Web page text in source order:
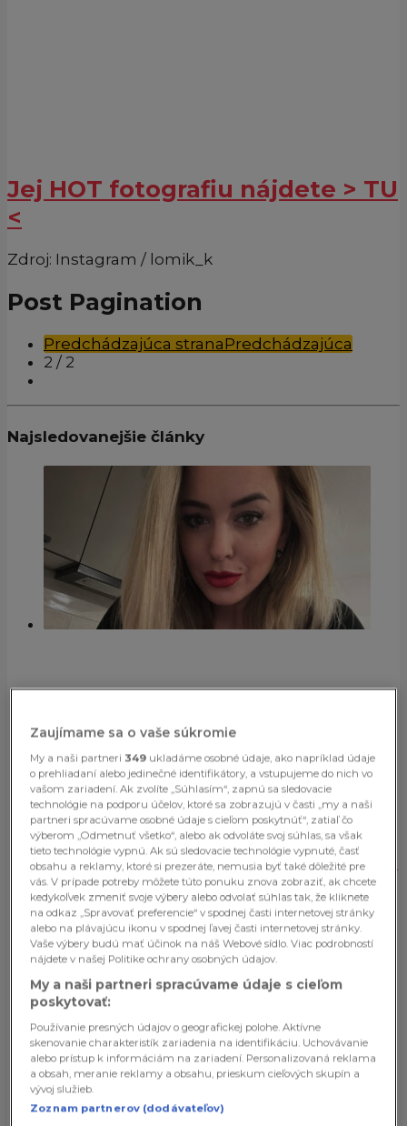
Jej HOT fotografiu nájdete > TU
<
Zdroj: Instagram / lomik_k
Post Pagination
Predchádzajúca stranaPredchádzajúca
2 / 2
Najsledovanejšie články
Obdarená Maďarka ukázala svoje
LUXUSNÉ prednosti: 38-ročná Vivien
vás dostane do úzkych!
Zaujímame sa o vaše súkromie
My a naši partneri 349 ukladáme osobné údaje, ako napríklad údaje
o prehliadaní alebo jedinečné identifikátory, a vstupujeme do nich vo
vašom zariadení. Ak zvolíte „Súhlasím“, zapnú sa sledovacie
technológie na podporu účelov, ktoré sa zobrazujú v časti „my a naši
partneri spracúvame osobné údaje s cieľom poskytnúť“, zatiaľ čo
výberom „Odmetnuť všetko“, alebo ak odvoláte svoj súhlas, sa však
tieto technológie vypnú. Ak sú sledovacie technológie vypnuté, časť
obsahu a reklamy, ktoré si prezeráte, nemusia byť také dôležité pre
vás. V prípade potreby môžete túto ponuku znova zobraziť, ak chcete
kedykoľvek zmeniť svoje výbery alebo odvolať súhlas tak, že kliknete
na odkaz „Spravovať preferencie“ v spodnej časti internetovej stránky
alebo na plávajúcu ikonu v spodnej ľavej časti internetovej stránky.
Vaše výbery budú mať účinok na náš Webové sídlo. Viac podrobností
nájdete v našej Politike ochrany osobných údajov.
My a naši partneri spracúvame údaje s cieľom
poskytovať:
Používanie presných údajov o geografickej polohe. Aktívne
skenovanie charakteristík zariadenia na identifikáciu. Uchovávanie
alebo prístup k informáciám na zariadení. Personalizovaná reklama
a obsah, meranie reklamy a obsahu, prieskum cieľových skupín a
vývoj služieb.
Zoznam partnerov (dodávateľov)